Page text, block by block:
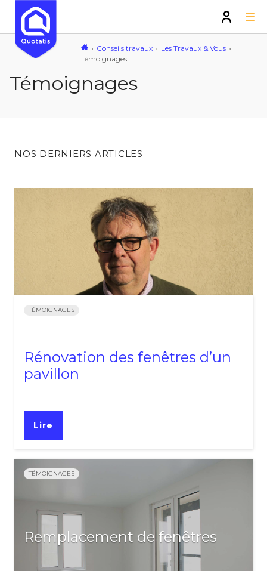
Conseils travaux
Les Travaux & Vous
Témoignages
Témoignages
NOS DERNIERS ARTICLES
TÉMOIGNAGES
Rénovation des fenêtres d’un
pavillon
Lire
TÉMOIGNAGES
Remplacement de fenêtres